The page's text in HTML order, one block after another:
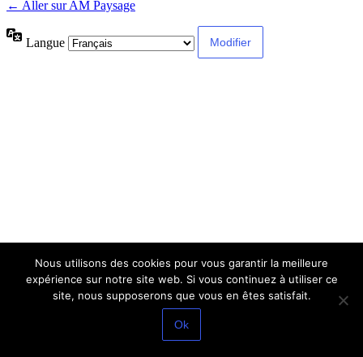
← Aller sur AM Paysage
Langue
Nous utilisons des cookies pour vous garantir la meilleure
expérience sur notre site web. Si vous continuez à utiliser ce
site, nous supposerons que vous en êtes satisfait.
Ok